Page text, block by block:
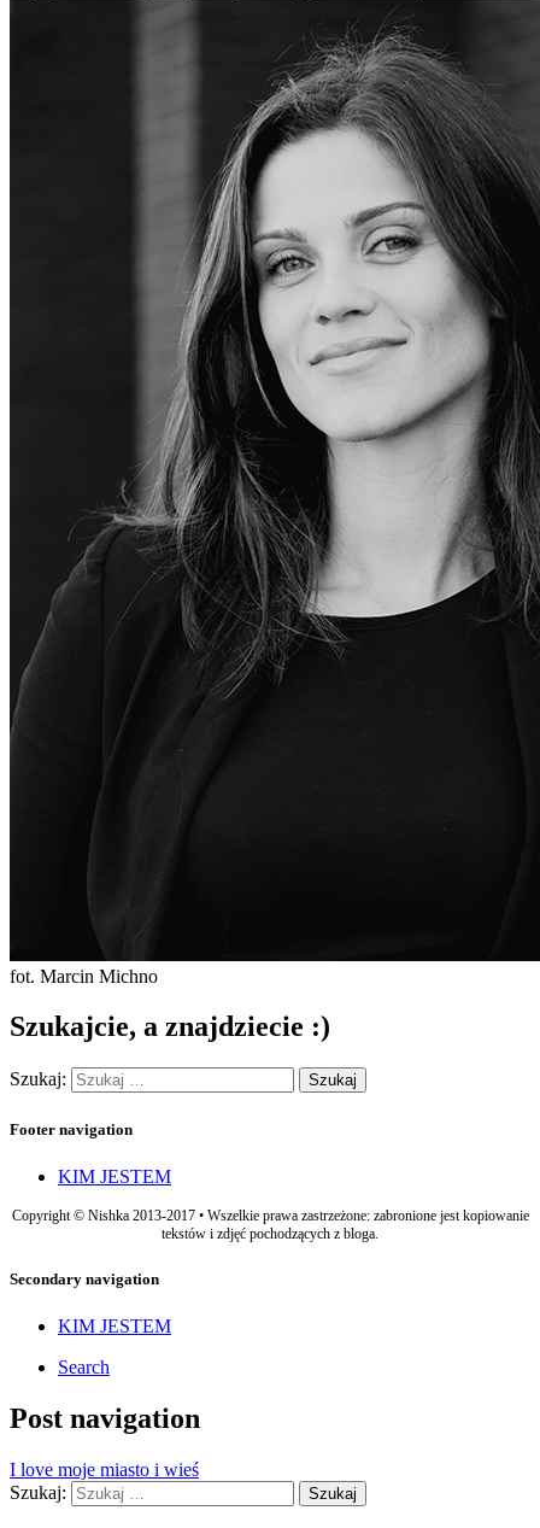
fot. Marcin Michno
Szukajcie, a znajdziecie :)
Szukaj:
Footer navigation
KIM JESTEM
Copyright © Nishka 2013-2017 • Wszelkie prawa zastrzeżone: zabronione jest kopiowanie
tekstów i zdjęć pochodzących z bloga.
Secondary navigation
KIM JESTEM
Search
Post navigation
I love moje miasto i wieś
Szukaj: